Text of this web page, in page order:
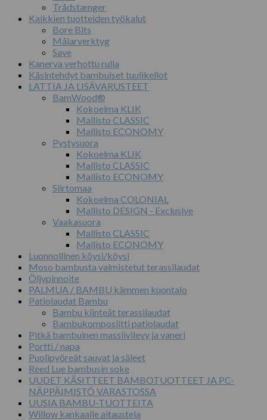
Trådstænger
Kaikkien tuotteiden työkalut
Bore Bits
Målarverktyg
Save
Kanerva verhottu rulla
Käsintehdyt bambuiset tuulikellot
LATTIA JA LISÄVARUSTEET
BamWood®
Kokoelma KLIK
Mallisto CLASSIC
Mallisto ECONOMY
Pystysuora
Kokoelma KLIK
Mallisto CLASSIC
Mallisto ECONOMY
Siirtomaa
Kokoelma COLONIAL
Mallisto DESIGN - Exclusive
Vaakasuora
Mallisto CLASSIC
Mallisto ECONOMY
Luonnollinen köysi/köysi
Moso bambusta valmistetut terassilaudat
Öljypinnoite
PALMUA / BAMBU kämmen kuontalo
Patiolaudat Bambu
Bambu kiinteät terassilaudat
Bambukomposiitti patiolaudat
Pitkä bambuinen massiivilevy ja vaneri
Portti / napa
Puolipyöreät sauvat ja säleet
Reed Lue bambusin soke
UUDET KÄSITTEET BAMBOTUOTTEET JA PC-
NÄPPÄIMISTÖ VARASTOSSA
UUSIA BAMBU-TUOTTEITA
Willow kankaalle aitaustela